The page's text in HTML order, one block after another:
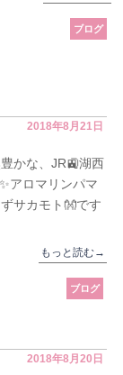
ブログ
2018年8月21日
かな、JR🚉湖西
アロマリンパマ
サカモト👐です
もっと読む→
ブログ
2018年8月20日